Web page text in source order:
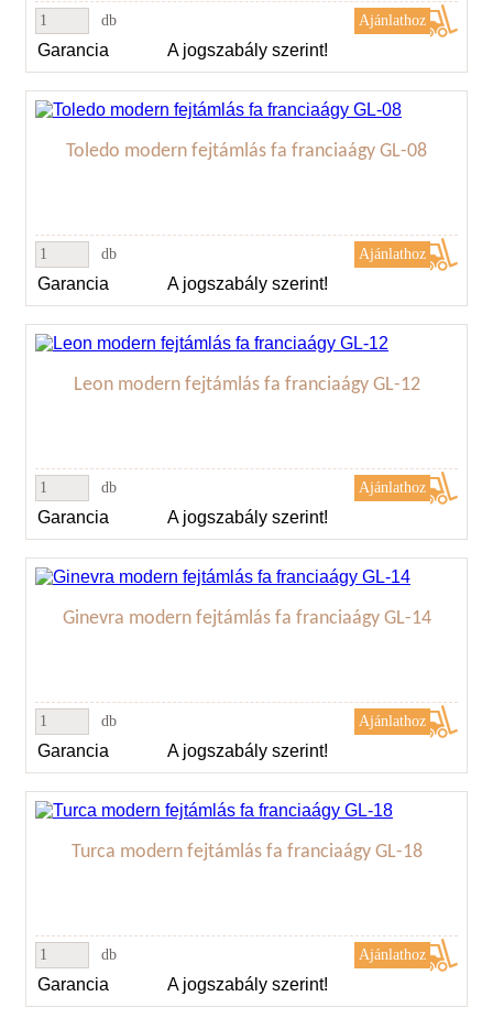
db
Garancia A jogszabály szerint!
Toledo modern fejtámlás fa franciaágy GL-08
db
Garancia A jogszabály szerint!
Leon modern fejtámlás fa franciaágy GL-12
db
Garancia A jogszabály szerint!
Ginevra modern fejtámlás fa franciaágy GL-14
db
Garancia A jogszabály szerint!
Turca modern fejtámlás fa franciaágy GL-18
db
Garancia A jogszabály szerint!